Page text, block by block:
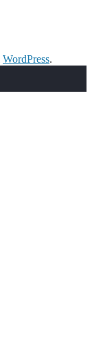
WordPress.